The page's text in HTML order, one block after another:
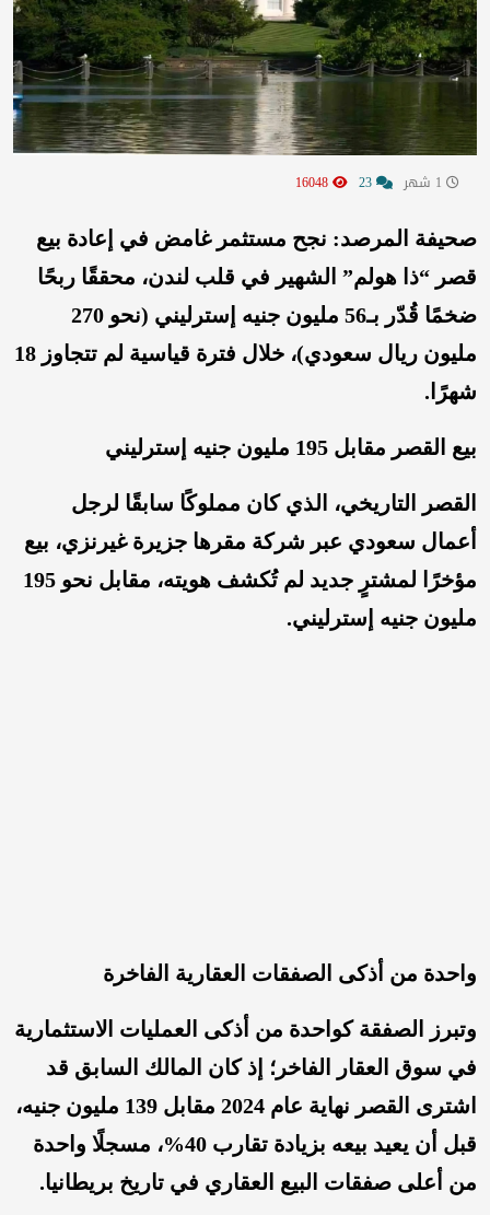
صحيفة المرصد: نجح مستثمر غامض في إعادة بيع
قصر “ذا هولم” الشهير في قلب لندن، محققًا ربحًا
ضخمًا قُدّر بـ56 مليون جنيه إسترليني (نحو 270
مليون ريال سعودي)، خلال فترة قياسية لم تتجاوز 18
شهرًا.
بيع القصر مقابل 195 مليون جنيه إسترليني
القصر التاريخي، الذي كان مملوكًا سابقًا لرجل
أعمال سعودي عبر شركة مقرها جزيرة غيرنزي، بيع
مؤخرًا لمشترٍ جديد لم تُكشف هويته، مقابل نحو 195
مليون جنيه إسترليني.
واحدة من أذكى الصفقات العقارية الفاخرة
وتبرز الصفقة كواحدة من أذكى العمليات الاستثمارية
في سوق العقار الفاخر؛ إذ كان المالك السابق قد
اشترى القصر نهاية عام 2024 مقابل 139 مليون جنيه،
قبل أن يعيد بيعه بزيادة تقارب 40%، مسجلًا واحدة
من أعلى صفقات البيع العقاري في تاريخ بريطانيا.